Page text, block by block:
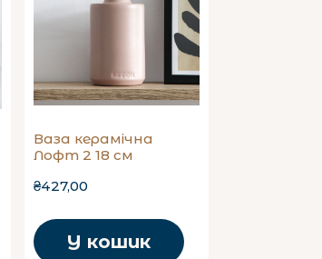
Ваза керамічна
Лофт 2 18 см
₴427,00
У кошик